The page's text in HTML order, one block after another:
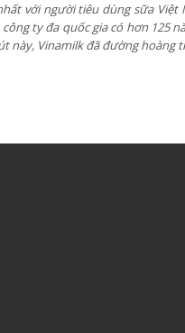
với người tiêu dùng sữa
ty đa quốc gia có hơn
này, Vinamilk đã đường